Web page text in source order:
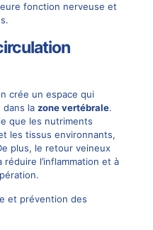
fonction nerveuse et
crée un espace qui
dans la zone vertébrale.
que les nutriments
les tissus environnants,
plus, le retour veineux
l’inflammation et à
et prévention des